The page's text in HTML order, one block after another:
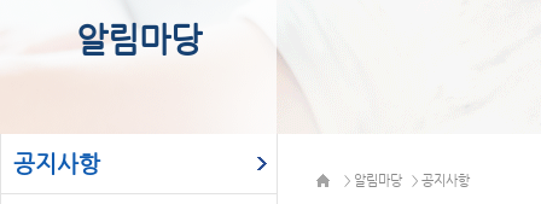
알림마당
공지사항
> 알림마당 > 공지사항